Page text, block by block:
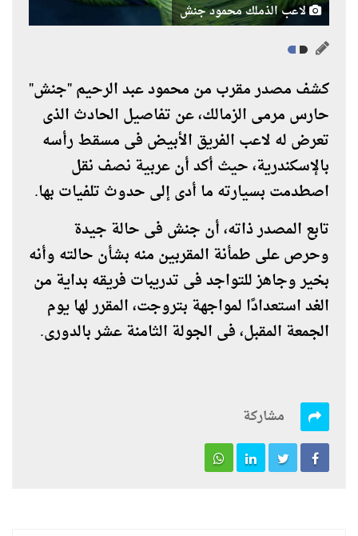
لاعب الذملك محمود جنش
كشف مصدر مقرب من محمود عبد الرحيم "جنش"
حارس مرمى الزمالك، عن تفاصيل الحادث الذى
تعرض له لاعب الفريق الأبيض فى مسقط رأسه
بالإسكندرية، حيث أكد أن عربية نصف نقل
اصطدمت بسيارته ما أدى إلى حدوث تلفيات بها.
تابع المصدر ذاته، أن جنش فى حالة جيدة
وحرص على طمأنة المقربين منه بشأن حالته وأنه
بخير وجاهز للتواجد فى تدريبات فريقه بداية من
الغد استعدادًا لمواجهة بتروجت، المقرر لها يوم
الجمعة المقبل، فى الجولة الثامنة عشر بالدورى.
مشاركة